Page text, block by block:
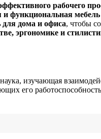
рабочего
и функциональная мебель
для дома и офиса, чтобы
эргономике и
изучающая
его